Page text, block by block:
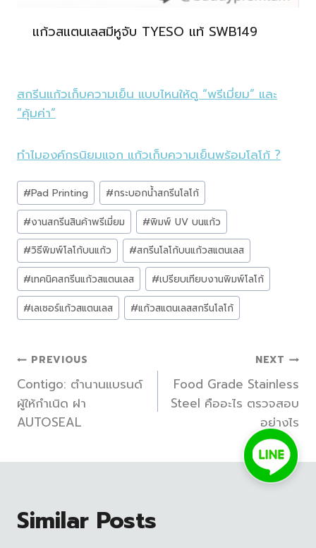
แก้วสแตนเลสมีหูจับ TYESO แท้ SWB149
สกรีนแก้วเก็บความเย็น แบบไหนให้ดู “พรีเมี่ยม” และ
“คุ้มค่า”
ทำไมองค์กรนิยมแจก แก้วเก็บความเย็นพร้อมโลโก้ ?
Post
Tags:
#Pad Printing #กระบอกน้ำสกรีนโลโก้
#งานสกรีนสินค้าพรีเมี่ยม #พิมพ์ UV บนแก้ว
#วิธีพิมพ์โลโก้บนแก้ว #สกรีนโลโก้บนแก้วสแตนเลส
#เทคนิคสกรีนแก้วสแตนเลส #เปรียบเทียบงานพิมพ์โลโก้
#เลเซอร์แก้วสแตนเลส #แก้วสแตนเลสสกรีนโลโก้
แนะแนว
เรื่อง
PREVIOUS
Contigo: ตำนานแบรนด์
ผู้ให้กำเนิด ฝา
AUTOSEAL
NEXT
Food Grade Stainless
Steel คืออะไร ตรวจสอบ
อย่างไร
Similar Posts